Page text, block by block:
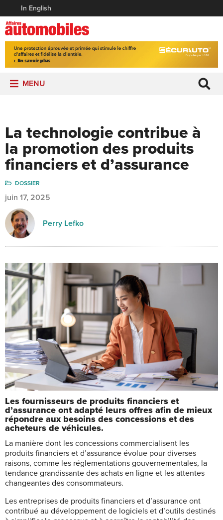
In English
MENU
La technologie contribue à
la promotion des produits
financiers et d’assurance
DOSSIER
juin 17, 2025
Perry Lefko
Les fournisseurs de produits financiers et
d’assurance ont adapté leurs offres afin de mieux
répondre aux besoins des concessions et des
acheteurs de véhicules.
La manière dont les concessions commercialisent les
produits financiers et d’assurance évolue pour diverses
raisons, comme les réglementations gouvernementales, la
tendance grandissante des achats en ligne et les attentes
changeantes des consommateurs.
Les entreprises de produits financiers et d’assurance ont
contribué au développement de logiciels et d’outils destinés